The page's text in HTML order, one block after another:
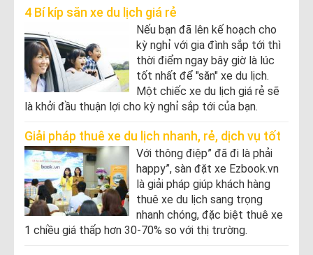
4 Bí kíp săn xe du lịch giá rẻ
Nếu bạn đã lên kế hoạch cho
kỳ nghỉ với gia đình sắp tới thì
thời điểm ngay bây giờ là lúc
tốt nhất để "săn" xe du lịch.
Một chiếc xe du lịch giá rẻ sẽ
là khởi đầu thuận lợi cho kỳ nghỉ sắp tới của bạn.
Giải pháp thuê xe du lịch nhanh, rẻ, dịch vụ tốt
Với thông điệp” đã đi là phải
happy”, sàn đặt xe Ezbook.vn
là giải pháp giúp khách hàng
thuê xe du lịch sang trọng
nhanh chóng, đặc biệt thuê xe
1 chiều giá thấp hơn 30-70% so với thị trường.